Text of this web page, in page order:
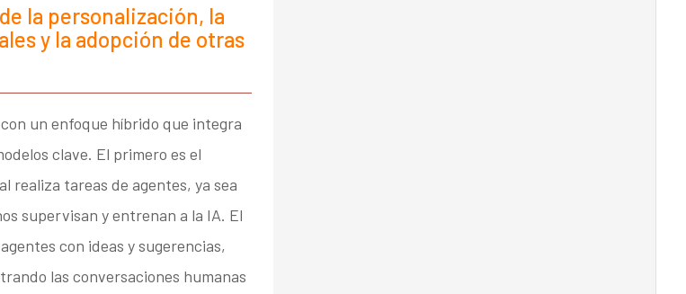
la personalización, la
y la adopción de otras
un enfoque híbrido que integra
clave. El primero es el
realiza tareas de agentes, ya sea
supervisan y entrenan a la IA. El
con ideas y sugerencias,
las conversaciones humanas